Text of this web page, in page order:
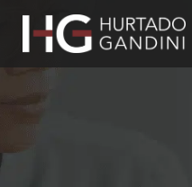
contenido